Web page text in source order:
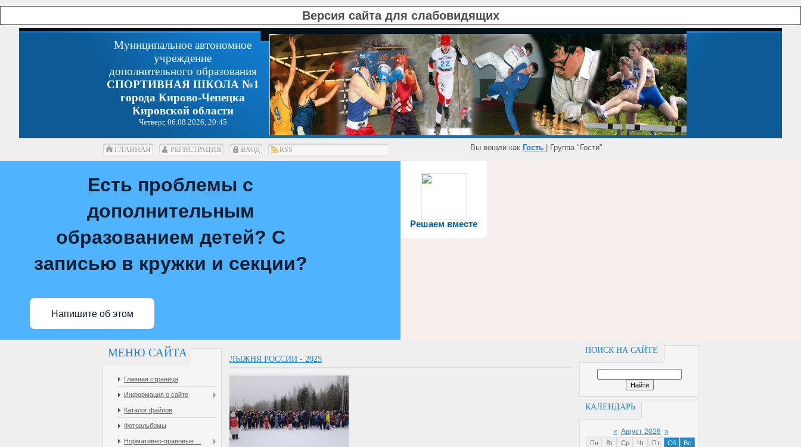
Версия сайта для слабовидящих
Муниципальное автономное
учреждение
дополнительного образования
СПОРТИВНАЯ ШКОЛА №1
города Кирово-Чепецка
Кировской области
Четверг, 06.08.2026, 20:45
ГЛАВНАЯ РЕГИСТРАЦИЯ ВХОД RSS Вы вошли как Гость | Группа "Гости"
Решаем вместе
Есть проблемы с
дополнительным
образованием детей? С
записью в кружки и секции?
Напишите об этом
МЕНЮ САЙТА
Главная страница
Информация о сайте
Каталог файлов
Фотоальбомы
Нормативно-правовые ...
ПОИСК НА САЙТЕ
КАЛЕНДАРЬ
« Август 2026 »
Пн Вт Ср Чт Пт Сб
Вс
ЛЫЖНЯ РОССИИ - 2025